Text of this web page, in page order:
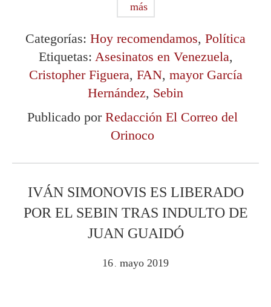
más
Categorías: Hoy recomendamos, Política
Etiquetas: Asesinatos en Venezuela,
Cristopher Figuera, FAN, mayor García
Hernández, Sebin
Publicado por Redacción El Correo del
Orinoco
IVÁN SIMONOVIS ES LIBERADO
POR EL SEBIN TRAS INDULTO DE
JUAN GUAIDÓ
16 mayo 2019